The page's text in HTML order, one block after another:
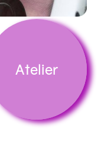
Atelier